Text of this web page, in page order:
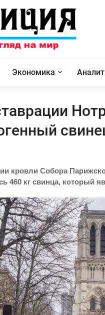
Экономика
кровли Собора
460 кг свинца, который